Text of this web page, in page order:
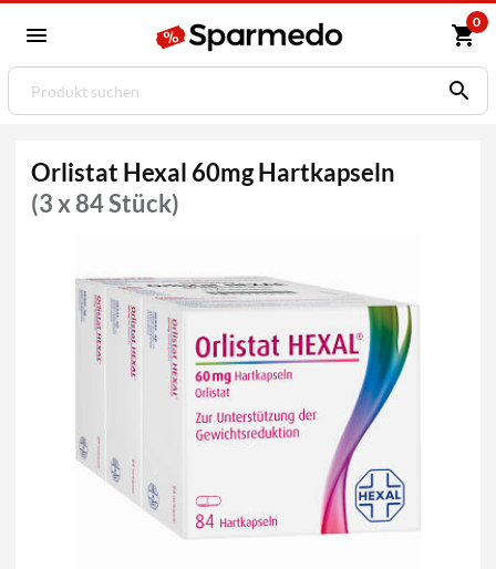
0
Orlistat Hexal 60mg Hartkapseln
(3 x 84 Stück)